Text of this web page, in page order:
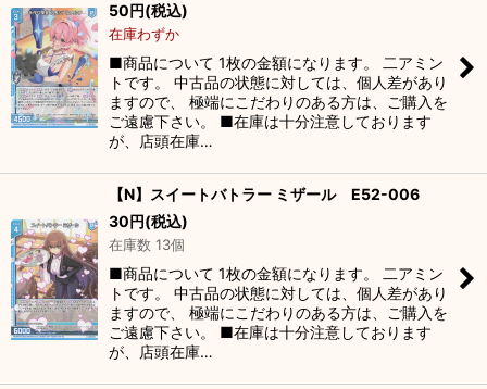
50円(税込)
在庫わずか
■商品について 1枚の金額になります。 二アミン
トです。 中古品の状態に対しては、個人差があり
ますので、 極端にこだわりのある方は、ご購入を
ご遠慮下さい。 ■在庫は十分注意しております
が、店頭在庫…
【N】スイートバトラー ミザール E52-006
30円(税込)
在庫数 13個
■商品について 1枚の金額になります。 二アミン
トです。 中古品の状態に対しては、個人差があり
ますので、 極端にこだわりのある方は、ご購入を
ご遠慮下さい。 ■在庫は十分注意しております
が、店頭在庫…